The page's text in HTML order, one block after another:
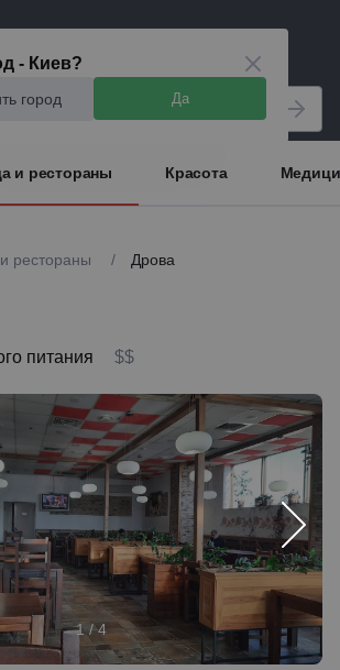
- Киев?
город Да
и рестораны Красота
рестораны / Дрова
питания $$
1 / 4